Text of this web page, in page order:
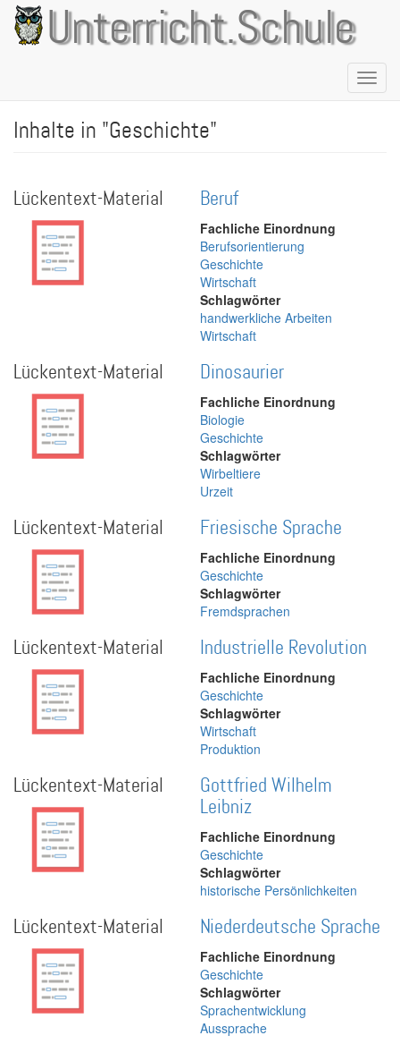
Direkt
zum
Inhalt
Unterricht.Schule
Inhalte in "Geschichte"
Lückentext-Material Beruf
Fachliche Einordnung
Berufsorientierung
Geschichte
Wirtschaft
Schlagwörter
handwerkliche Arbeiten
Wirtschaft
Lückentext-Material Dinosaurier
Fachliche Einordnung
Biologie
Geschichte
Schlagwörter
Wirbeltiere
Urzeit
Lückentext-Material Friesische Sprache
Fachliche Einordnung
Geschichte
Schlagwörter
Fremdsprachen
Lückentext-Material Industrielle Revolution
Fachliche Einordnung
Geschichte
Schlagwörter
Wirtschaft
Produktion
Lückentext-Material
Gottfried Wilhelm
Leibniz
Fachliche Einordnung
Geschichte
Schlagwörter
historische Persönlichkeiten
Lückentext-Material Niederdeutsche Sprache
Fachliche Einordnung
Geschichte
Schlagwörter
Sprachentwicklung
Aussprache